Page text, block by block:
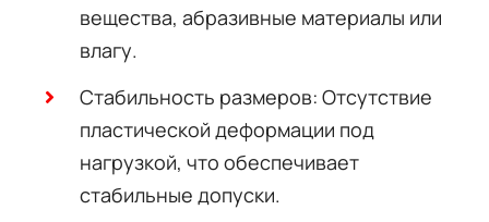
вещества, абразивные материалы или
влагу.
Стабильность размеров: Отсутствие
пластической деформации под
нагрузкой, что обеспечивает
стабильные допуски.